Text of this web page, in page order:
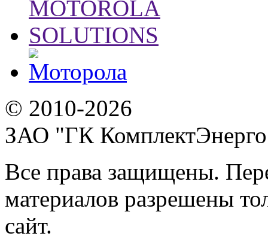
© 2010-2026
ЗАО "ГК
Все права защищены.
материалов разрешены
сайт.